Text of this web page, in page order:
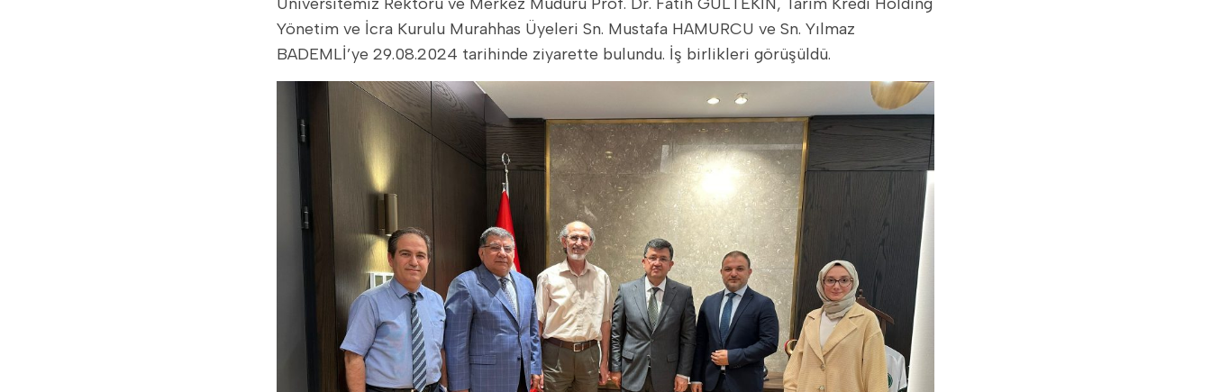
Yönetim ve İcra Kurulu Murahhas Üyeleri Sn. Mustafa HAMURCU ve Sn. Yılmaz
BADEMLİ’ye 29.08.2024 tarihinde ziyarette bulundu. İş birlikleri görüşüldü.